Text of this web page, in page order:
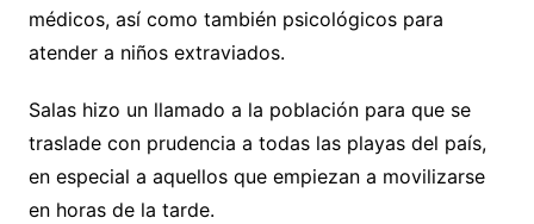
médicos, así como también psicológicos para
atender a niños extraviados.
Salas hizo un llamado a la población para que se
traslade con prudencia a todas las playas del país,
en especial a aquellos que empiezan a movilizarse
en horas de la tarde.